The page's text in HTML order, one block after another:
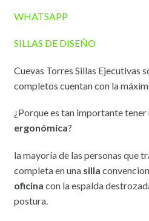
WHATSAPP
SILLAS DE DISEÑO
Cuevas Torres Sillas Ejecutivas
completos cuentan con la
¿Porque es tan importante tener
ergonómica?
la mayoría de las personas que
completa en una silla
oficina con la espalda
postura.